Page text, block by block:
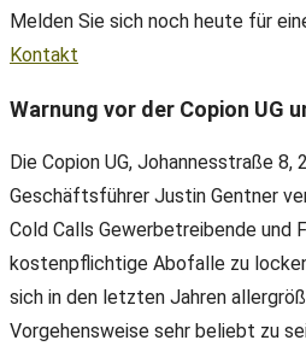
Melden Sie sich noch heute für
Kontakt
Warnung vor der Copion UG
Die Copion UG, Johannesstraße 8,
Geschäftsführer Justin Gentner
Cold Calls Gewerbetreibende und
kostenpflichtige Abofalle zu
sich in den letzten Jahren
Vorgehensweise sehr beliebt zu